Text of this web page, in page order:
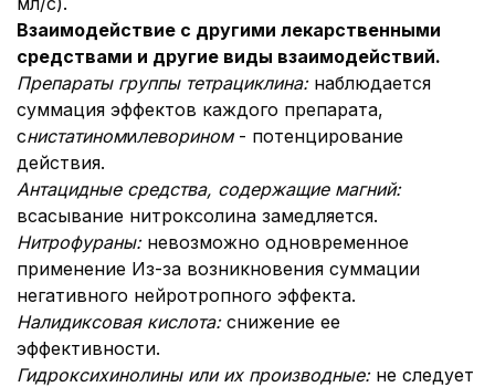
Взаимодействие с другими лекарственными
средствами и другие виды взаимодействий.
Препараты группы тетрациклина: наблюдается
суммация эффектов каждого препарата,
снистатиномилеворином- потенцирование
действия.
Антацидные средства, содержащие магний:
всасывание нитроксолина замедляется.
Нитрофураны: невозможно одновременное
применение Из-за возникновения суммации
негативного нейротропного эффекта.
Налидиксовая кислота: снижение ее
эффективности.
Гидроксихинолины или их производные: не следует